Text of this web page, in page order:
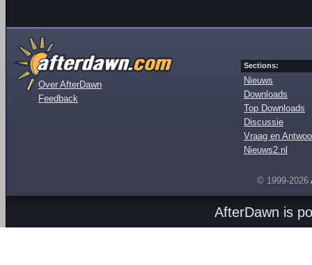
Over AfterDawn
Feedback
Sections:
Nieuws
Downloads
Top Downloads
Discussie
Vraag en
Nieuws2.nl
© 1999-2026
AfterDawn is